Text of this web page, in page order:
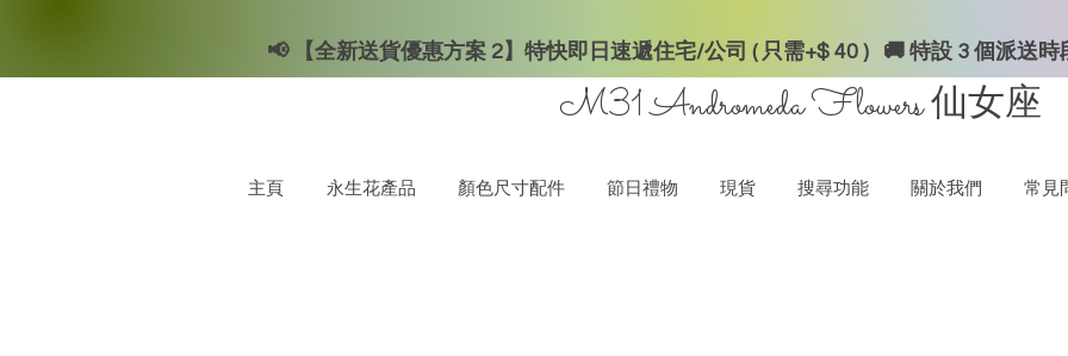
📢 【全新送貨優惠方案 2】特快即日速遞住宅/公司 ( 只需+$ 40 ) 🚚 特設 3 個派送時
M31 Andromeda Flowers 仙女座
主頁 永生花產品 顏色尺寸配件 節日禮物 現貨 搜尋功能 關於我們 常見